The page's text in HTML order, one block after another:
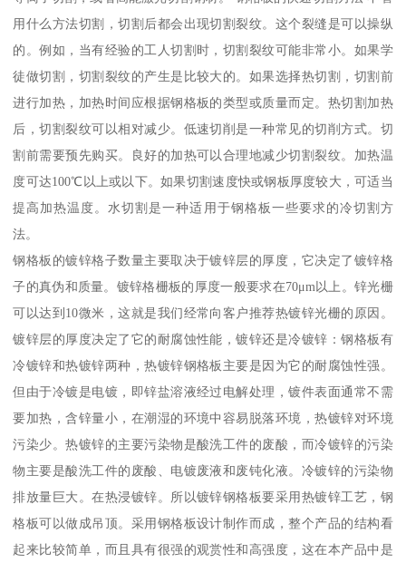
用什么方法切割，切割后都会出现切割裂纹。这个裂缝是可以操纵
的。例如，当有经验的工人切割时，切割裂纹可能非常小。如果学
徒做切割，切割裂纹的产生是比较大的。如果选择热切割，切割前
进行加热，加热时间应根据钢格板的类型或质量而定。热切割加热
后，切割裂纹可以相对减少。低速切削是一种常见的切削方式。切
割前需要预先购买。良好的加热可以合理地减少切割裂纹。加热温
度可达100℃以上或以下。如果切割速度快或钢板厚度较大，可适当
提高加热温度。水切割是一种适用于钢格板一些要求的冷切割方
法。
钢格板的镀锌格子数量主要取决于镀锌层的厚度，它决定了镀锌格
子的真伪和质量。镀锌格栅板的厚度一般要求在70μm以上。锌光栅
可以达到10微米，这就是我们经常向客户推荐热镀锌光栅的原因。
镀锌层的厚度决定了它的耐腐蚀性能，镀锌还是冷镀锌：钢格板有
冷镀锌和热镀锌两种，热镀锌钢格板主要是因为它的耐腐蚀性强。
但由于冷镀是电镀，即锌盐溶液经过电解处理，镀件表面通常不需
要加热，含锌量小，在潮湿的环境中容易脱落环境，热镀锌对环境
污染少。热镀锌的主要污染物是酸洗工件的废酸，而冷镀锌的污染
物主要是酸洗工件的废酸、电镀废液和废钝化液。冷镀锌的污染物
排放量巨大。在热浸镀锌。所以镀锌钢格板要采用热镀锌工艺，钢
格板可以做成吊顶。采用钢格板设计制作而成，整个产品的结构看
起来比较简单，而且具有很强的观赏性和高强度，这在本产品中是